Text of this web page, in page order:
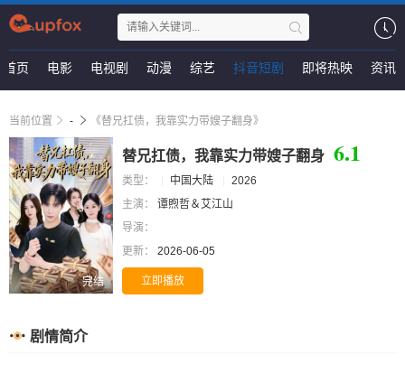
首页 电影 电视剧 动漫 综艺 抖音短剧 即将热映 资讯
当前位置 - 《替兄扛债，我靠实力带嫂子翻身》
完结
替兄扛债，我靠实力带嫂子翻身 6.1
类型： 中国大陆
2026
主演：
谭煦哲＆艾江山
导演：
更新：
2026-06-05
立即播放
剧情简介